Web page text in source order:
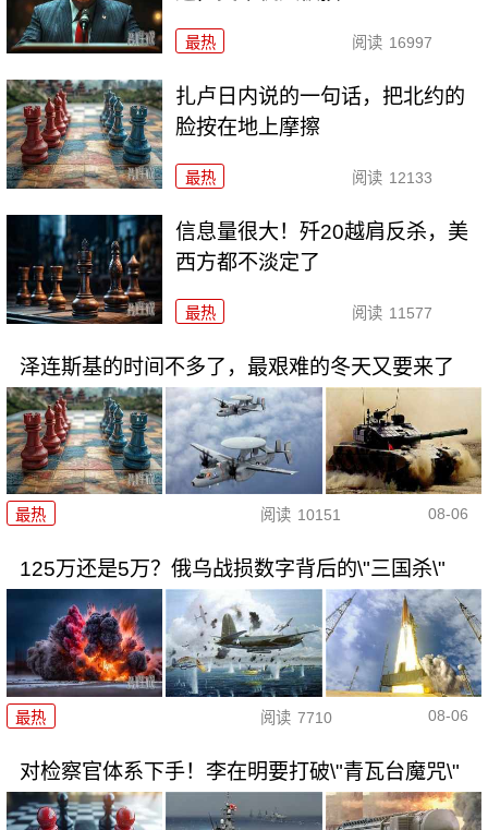
最热 阅读 16997
扎卢日内说的一句话，把北约的
脸按在地上摩擦
最热 阅读 12133
信息量很大！歼20越肩反杀，美
西方都不淡定了
最热 阅读 11577
泽连斯基的时间不多了，最艰难的冬天又要来了
最热 阅读 10151 08-06
125万还是5万？俄乌战损数字背后的\"三国杀\"
最热 阅读 7710 08-06
对检察官体系下手！李在明要打破\"青瓦台魔咒\"